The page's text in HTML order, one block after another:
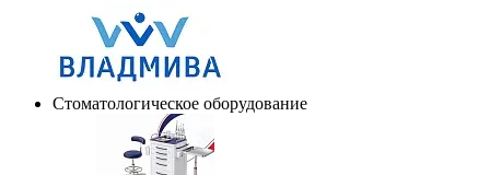
Стоматологическое оборудование